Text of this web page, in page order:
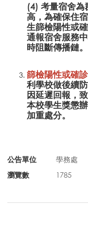
(4) 考量宿舍為
高，為確保住
生篩檢陽性或
通報宿舍服務
時阻斷傳播鏈。
篩檢陽性或確
利學校做後續
因延遲回報，
本校學生獎懲
加重處分。
公告單位
學務處
瀏覽數
1785